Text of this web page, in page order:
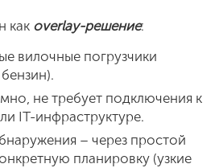
как overlay-решение:
вилочные погрузчики
не требует подключения к
IT-инфраструктуре.
– через простой
планировку (узкие